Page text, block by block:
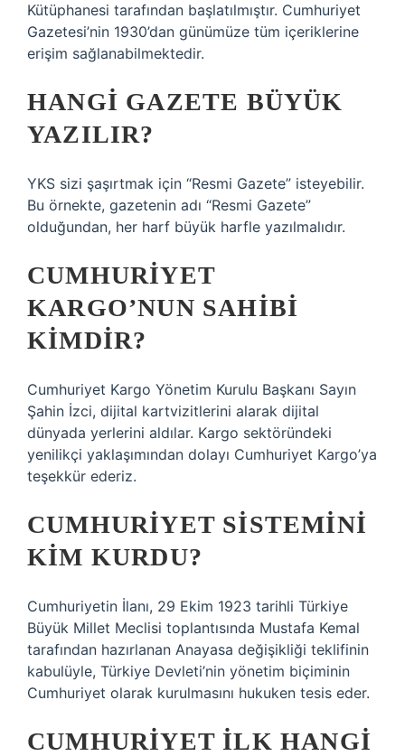
Kütüphanesi tarafından başlatılmıştır. Cumhuriyet
Gazetesi’nin 1930’dan günümüze tüm içeriklerine
erişim sağlanabilmektedir.
HANGI GAZETE BÜYÜK
YAZILIR?
YKS sizi şaşırtmak için “Resmi Gazete” isteyebilir.
Bu örnekte, gazetenin adı “Resmi Gazete”
olduğundan, her harf büyük harfle yazılmalıdır.
CUMHURIYET
KARGO’NUN SAHIBI
KIMDIR?
Cumhuriyet Kargo Yönetim Kurulu Başkanı Sayın
Şahin İzci, dijital kartvizitlerini alarak dijital
dünyada yerlerini aldılar. Kargo sektöründeki
yenilikçi yaklaşımından dolayı Cumhuriyet Kargo’ya
teşekkür ederiz.
CUMHURIYET SISTEMINI
KIM KURDU?
Cumhuriyetin İlanı, 29 Ekim 1923 tarihli Türkiye
Büyük Millet Meclisi toplantısında Mustafa Kemal
tarafından hazırlanan Anayasa değişikliği teklifinin
kabulüyle, Türkiye Devleti’nin yönetim biçiminin
Cumhuriyet olarak kurulmasını hukuken tesis eder.
CUMHURIYET ILK HANGI